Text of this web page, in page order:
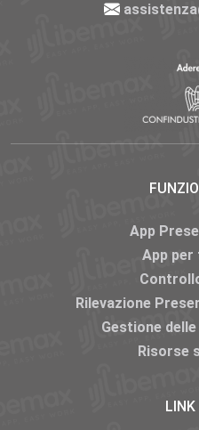
App
App
Rilevazione
Gestione
Risorse
LINK